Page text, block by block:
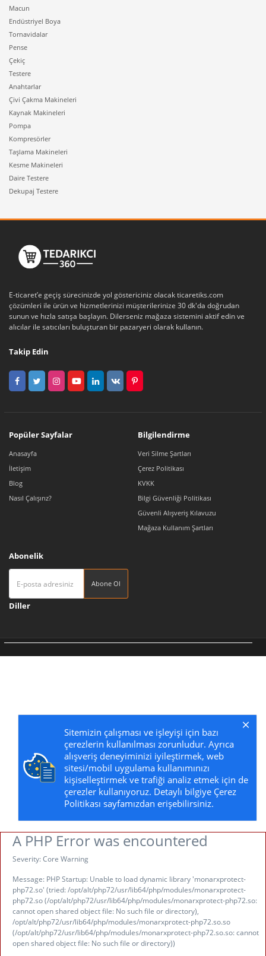
Macun
Endüstriyel Boya
Tornavidalar
Pense
Çekiç
Testere
Anahtarlar
Çivi Çakma Makineleri
Kaynak Makineleri
Pompa
Kompresörler
Taşlama Makineleri
Kesme Makineleri
Daire Testere
Dekupaj Testere
E-ticaret’e geçiş sürecinizde yol göstericiniz olacak ticaretiks.com
çözümleri ile ürün ve hizmetlerinizi müşterilerinize 30 dk'da doğrudan
sunun ve hızla satışa başlayın. Dilerseniz mağaza sistemini aktif edin ve
alıcılar ile satıcıları buluşturan bir pazaryeri olarak kullanın.
Takip Edin
Popüler Sayfalar
Anasayfa
İletişim
Blog
Nasıl Çalışırız?
Bilgilendirme
Veri Silme Şartları
Çerez Politikası
KVKK
Bilgi Güvenliği Politikası
Güvenli Alışveriş Kılavuzu
Mağaza Kullanım Şartları
Abonelik
Abone Ol
Diller
Sitemizin çalışması ve işleyişi için bazı
çerezlerin kullanılması zorunludur. Ayrıca
alışveriş deneyiminizi iyileştirmek, web
sitesi/mobil uygulama kullanımınızı
kişiselleştirmek ve trafiği analiz etmek için de
çerezler kullanıyoruz. Detaylı bilgiye Çerez
Politikası sayfamızdan erişebilirsiniz.
A PHP Error was encountered
Severity: Core Warning
Message: PHP Startup: Unable to load dynamic library 'monarxprotect-
php72.so' (tried: /opt/alt/php72/usr/lib64/php/modules/monarxprotect-
php72.so (/opt/alt/php72/usr/lib64/php/modules/monarxprotect-php72.so:
cannot open shared object file: No such file or directory),
/opt/alt/php72/usr/lib64/php/modules/monarxprotect-php72.so.so
(/opt/alt/php72/usr/lib64/php/modules/monarxprotect-php72.so.so: cannot
open shared object file: No such file or directory))